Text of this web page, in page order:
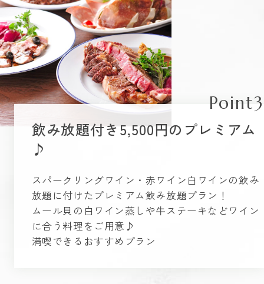
Point3
飲み放題付き5,500円のプレミアム
♪
スパークリングワイン・赤ワイン白ワインの飲み
放題に付けたプレミアム飲み放題プラン！
ムール貝の白ワイン蒸しや牛ステーキなどワイン
に合う料理をご用意♪
満喫できるおすすめプラン